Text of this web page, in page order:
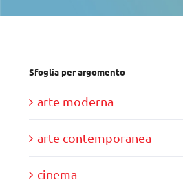
Sfoglia per argomento
arte moderna
arte contemporanea
cinema